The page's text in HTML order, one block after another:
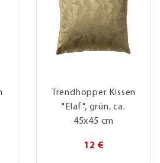
Trendhopper Kissen
"Elaf", grün, ca.
45x45 cm
12 €